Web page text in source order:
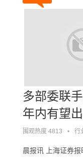
多部委联
年内有望
围观热度 4813 • 行
晨报讯 上海证券